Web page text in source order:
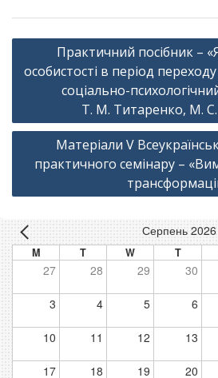
Навігація
записів
Практичний посібник –
особистості в період
соціально-
Т. М. Титаренко, М.
Матеріали V
практичного семінару –
Серпень 2026
M T W T
27 28 29 30
3 4 5 6
10 11 12 13
17 18 19 20